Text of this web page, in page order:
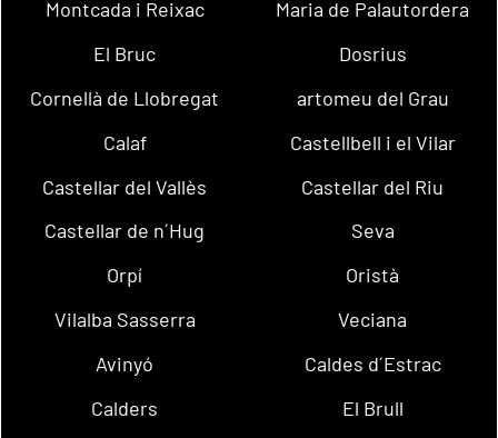
Montcada i Reixac
Maria de Palautordera
El Bruc
Dosrius
Cornellà de Llobregat
artomeu del Grau
Calaf
Castellbell i el Vilar
Castellar del Vallès
Castellar del Riu
Castellar de n´Hug
Seva
Orpí
Oristà
Vilalba Sasserra
Veciana
Avinyó
Caldes d´Estrac
Calders
El Brull